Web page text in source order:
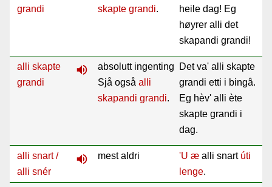
grandi
skapte grandi.
heile dag! Eg
høyrer alli det
skapandi grandi!
alli skapte
grandi
volume_up
absolutt ingenting
Sjå også alli
skapandi grandi.
Det va' alli skapte
grandi etti i bingâ.
Eg hèv' alli ète
skapte grandi i
dag.
alli snart /
alli snér
volume_up mest aldri 'U æ alli snart úti
lenge.